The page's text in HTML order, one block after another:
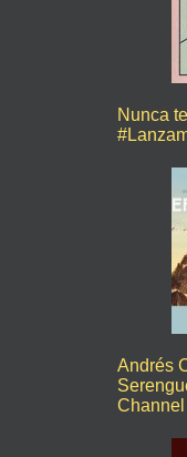
Nunca
Andrés
Channel